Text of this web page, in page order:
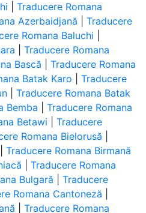
Traducere Romana
Azerbaidjană
Traducere
Romana Baluchi
Traducere Romana
Bască
Traducere Romana
Batak Karo
Traducere
| Traducere Romana Batak
Bemba
Traducere Romana
Betawi
Traducere
Romana Bielorusă
Traducere Romana Birmană
Traducere Romana
Bulgară
Traducere
Romana Cantoneză
Traducere Romana